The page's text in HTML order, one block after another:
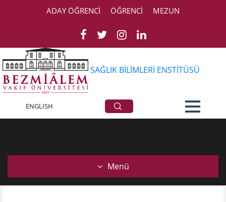
ADAY ÖĞRENCİ ÖĞRENCİ MEZUN
SAĞLIK BİLİMLERİ ENSTİTÜSÜ
ENGLISH Misyon Vizyon
Menü